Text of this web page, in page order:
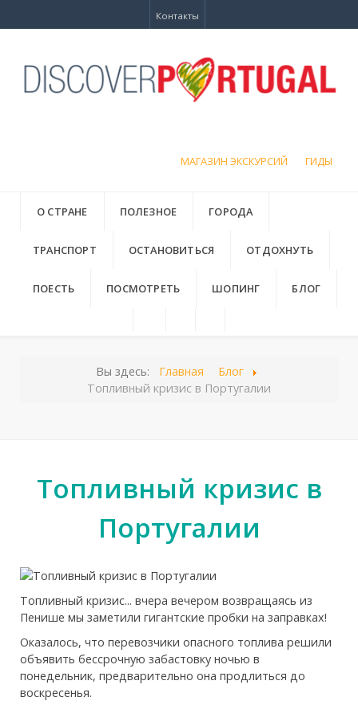
Контакты
МАГАЗИН ЭКСКУРСИЙ ГИДЫ
О СТРАНЕ ПОЛЕЗНОЕ ГОРОДА
ТРАНСПОРТ ОСТАНОВИТЬСЯ ОТДОХНУТЬ
ПОЕСТЬ ПОСМОТРЕТЬ ШОПИНГ БЛОГ
Вы здесь: Главная
Блог
Топливный кризис в Португалии
Топливный кризис в
Португалии
Топливный кризис... вчера вечером возвращаясь из
Пенише мы заметили гигантские пробки на заправках!
Оказалось, что перевозчики опасного топлива решили
объявить бессрочную забастовку ночью в
понедельник, предварительно она продлиться до
воскресенья.